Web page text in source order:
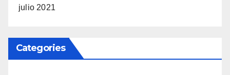
julio 2021
Categories